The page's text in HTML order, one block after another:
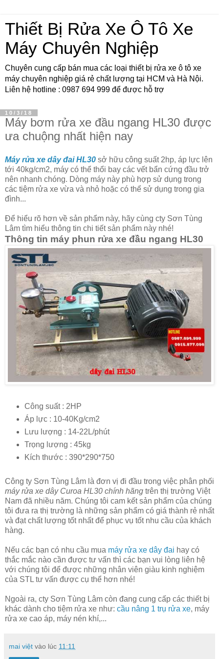
Thiết Bị Rửa Xe Ô Tô Xe
Máy Chuyên Nghiệp
Chuyên cung cấp bán mua các loại thiết bị rửa xe ô tô xe
máy chuyên nghiệp giá rẻ chất lượng tại HCM và Hà Nội.
Liên hệ hotline : 0987 694 999 để được hỗ trợ
10/3/18
Máy bơm rửa xe đầu ngang HL30 được
ưa chuộng nhất hiện nay
Máy rửa xe dây đai HL30 sở hữu công suất 2hp, áp lực lên
tới 40kg/cm2, máy có thể thổi bay các vết bẩn cứng đầu trở
nên nhanh chóng. Dòng máy này phù hợp sử dụng trong
các tiệm rửa xe vừa và nhỏ hoặc có thể sử dụng trong gia
đình...
Để hiểu rõ hơn về sản phẩm này, hãy cùng cty Sơn Tùng
Lâm tìm hiểu thông tin chi tiết sản phẩm này nhé!
Thông tin máy phun rửa xe đầu ngang HL30
Công suất : 2HP
Áp lực : 10-40Kg/cm2
Lưu lượng : 14-22L/phút
Trọng lượng : 45kg
Kích thước : 390*290*750
Công ty Sơn Tùng Lâm là đơn vị đi đầu trong việc phân phối
máy rửa xe dây Curoa HL30 chính hãng trên thị trường Việt
Nam đã nhiều năm. Chúng tôi cam kết sản phẩm của chúng
tôi đưa ra thị trường là những sản phẩm có giá thành rẻ nhất
và đạt chất lượng tốt nhất để phục vụ tốt nhu cầu của khách
hàng.
Nếu các bạn có nhu cầu mua máy rửa xe dây đai hay có
thắc mắc nào cần được tư vấn thì các bạn vui lòng liên hệ
với chúng tôi để được những nhân viên giàu kinh nghiệm
của STL tư vấn được cụ thể hơn nhé!
Ngoài ra, cty Sơn Tùng Lâm còn đang cung cấp các thiết bị
khác dành cho tiệm rửa xe như: cầu nâng 1 trụ rửa xe, máy
rửa xe cao áp, máy nén khí,...
mai việt vào lúc 11:11